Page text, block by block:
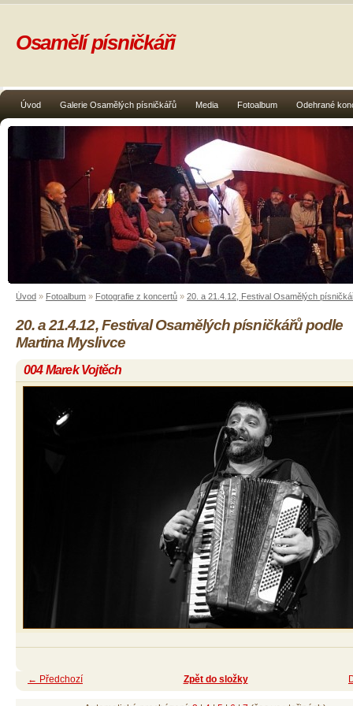
Úvod Galerie Osamělých písničkářů Media Fotoalbum Odehrané
Osamělí písničkáři
Úvod » Fotoalbum » Fotografie z koncertů » 20. a 21.4.12, Festival Osamělých
20. a 21.4.12, Festival Osamělých písničkářů podle
Martina Myslivce
004 Marek Vojtěch
← Předchozí Zpět do složky